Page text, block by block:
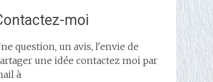
moi
question, un avis, l'envie de
une idée contactez moi par
à